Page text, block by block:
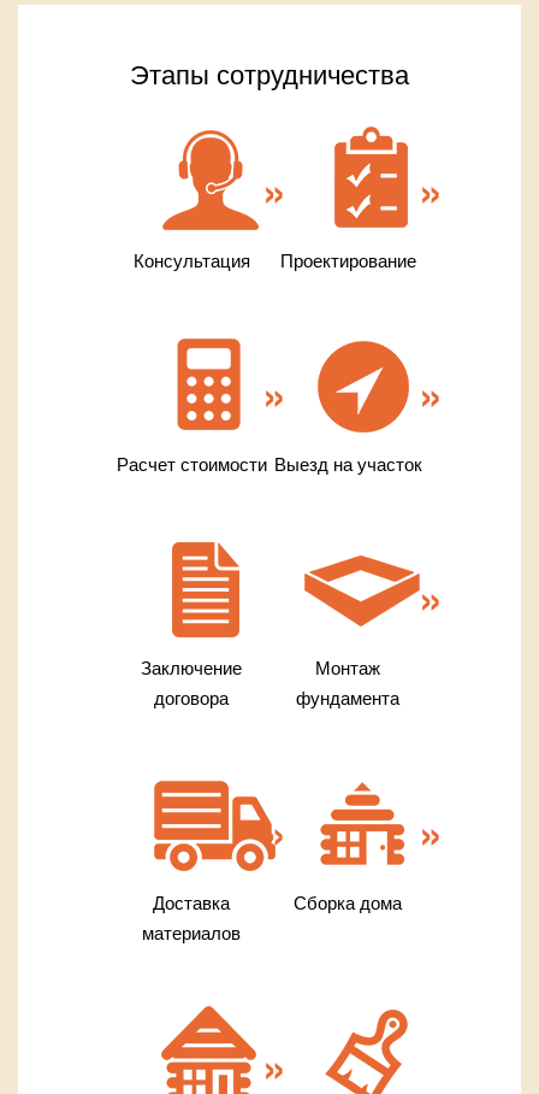
Этапы сотрудничества
Консультация Проектирование
Расчет стоимости Выезд на участок
Заключение
договора
Монтаж
фундамента
Доставка
материалов
Сборка дома